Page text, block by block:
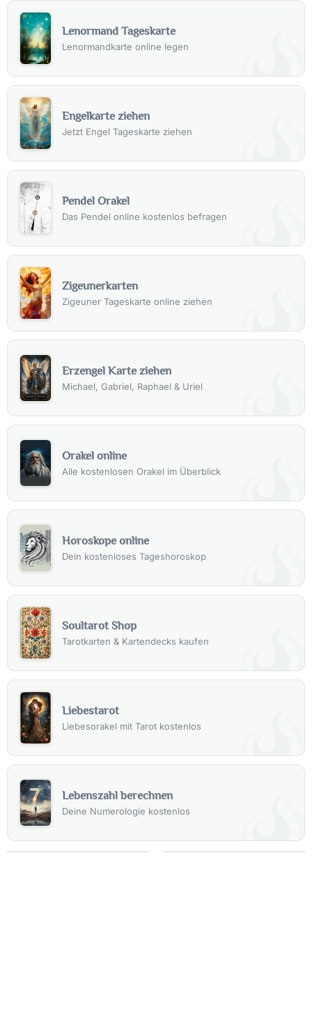
Lenormand Tageskarte
Lenormandkarte online legen
Engelkarte ziehen
Jetzt Engel Tageskarte ziehen
Pendel Orakel
Das Pendel online kostenlos befragen
Zigeunerkarten
Zigeuner Tageskarte online ziehen
Erzengel Karte ziehen
Michael, Gabriel, Raphael & Uriel
Orakel online
Alle kostenlosen Orakel im Überblick
Horoskope online
Dein kostenloses Tageshoroskop
Soultarot Shop
Tarotkarten & Kartendecks kaufen
Liebestarot
Liebesorakel mit Tarot kostenlos
Lebenszahl berechnen
Deine Numerologie kostenlos